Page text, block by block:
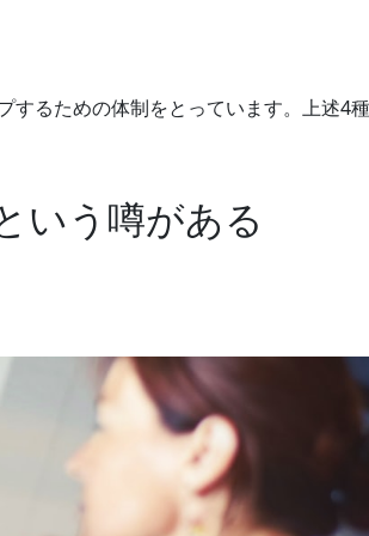
するための体制をとっています。上述4種
いう噂がある